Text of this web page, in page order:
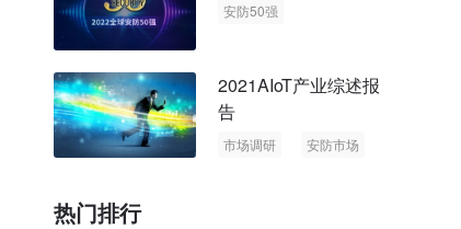
安防50强
2021AIoT产业综述报
告
市场调研
安防市场
热门排行